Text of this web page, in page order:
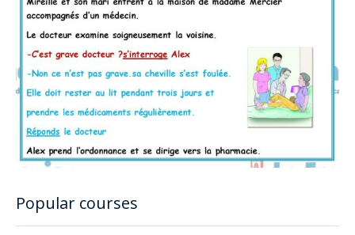
Popular courses